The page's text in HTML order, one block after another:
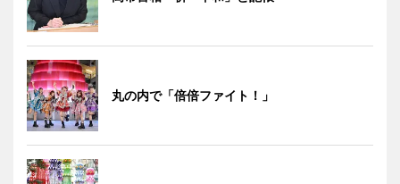
丸の内で「倍倍ファイト！」